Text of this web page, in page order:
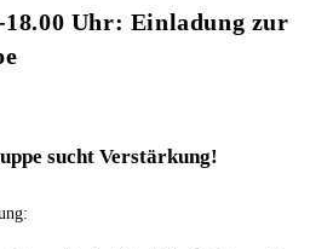
18.00 Uhr: Einladung zur
sucht Verstärkung!